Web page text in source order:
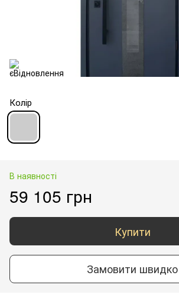
Колір
В наявності
59 105 грн
Купити
Замовити швидко